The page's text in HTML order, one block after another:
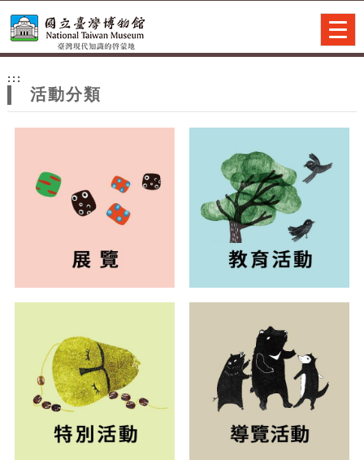
網
站
主
:::
活動分類